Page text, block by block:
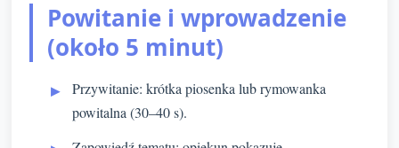
Powitanie i wprowadzenie
(około 5 minut)
Przywitanie: krótka piosenka lub rymowanka
powitalna (30–40 s).